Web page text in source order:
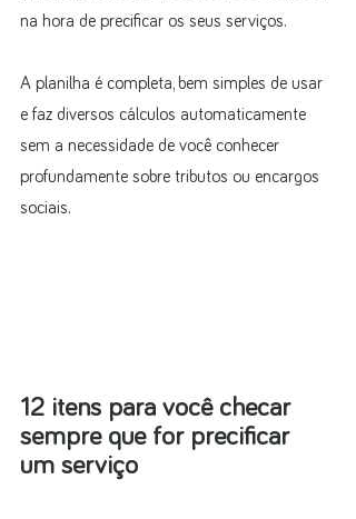
na hora de precificar os seus serviços.
A planilha é completa, bem simples de usar
e faz diversos cálculos automaticamente
sem a necessidade de você conhecer
profundamente sobre tributos ou encargos
sociais.
12 itens para você checar
sempre que for precificar
um serviço